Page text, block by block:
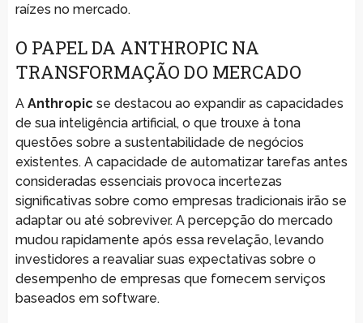
raízes no mercado.
O PAPEL DA ANTHROPIC NA
TRANSFORMAÇÃO DO MERCADO
A Anthropic se destacou ao expandir as capacidades
de sua inteligência artificial, o que trouxe à tona
questões sobre a sustentabilidade de negócios
existentes. A capacidade de automatizar tarefas antes
consideradas essenciais provoca incertezas
significativas sobre como empresas tradicionais irão se
adaptar ou até sobreviver. A percepção do mercado
mudou rapidamente após essa revelação, levando
investidores a reavaliar suas expectativas sobre o
desempenho de empresas que fornecem serviços
baseados em software.